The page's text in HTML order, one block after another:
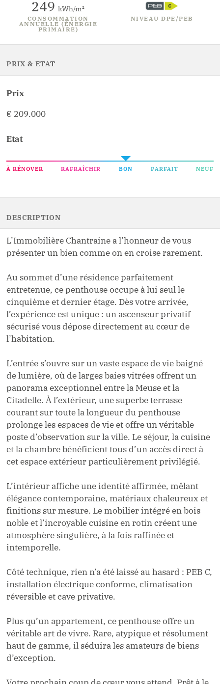
249 kWh/m²
CONSOMMATION
ANNUELLE (ÉNERGIE
PRIMAIRE)
NIVEAU DPE/PEB
PRIX & ETAT
Prix
€ 209.000
Etat
À RÉNOVER RAFRAÎCHIR BON PARFAIT NEUF
DESCRIPTION
L’Immobilière Chantraine a l’honneur de vous
présenter un bien comme on en croise rarement.
Au sommet d’une résidence parfaitement
entretenue, ce penthouse occupe à lui seul le
cinquième et dernier étage. Dès votre arrivée,
l’expérience est unique : un ascenseur privatif
sécurisé vous dépose directement au cœur de
l’habitation.
L’entrée s’ouvre sur un vaste espace de vie baigné
de lumière, où de larges baies vitrées offrent un
panorama exceptionnel entre la Meuse et la
Citadelle. À l’extérieur, une superbe terrasse
courant sur toute la longueur du penthouse
prolonge les espaces de vie et offre un véritable
poste d’observation sur la ville. Le séjour, la cuisine
et la chambre bénéficient tous d’un accès direct à
cet espace extérieur particulièrement privilégié.
L’intérieur affiche une identité affirmée, mêlant
élégance contemporaine, matériaux chaleureux et
finitions sur mesure. Le mobilier intégré en bois
noble et l’incroyable cuisine en rotin créent une
atmosphère singulière, à la fois raffinée et
intemporelle.
Côté technique, rien n’a été laissé au hasard : PEB C,
installation électrique conforme, climatisation
réversible et cave privative.
Plus qu’un appartement, ce penthouse offre un
véritable art de vivre. Rare, atypique et résolument
haut de gamme, il séduira les amateurs de biens
d’exception.